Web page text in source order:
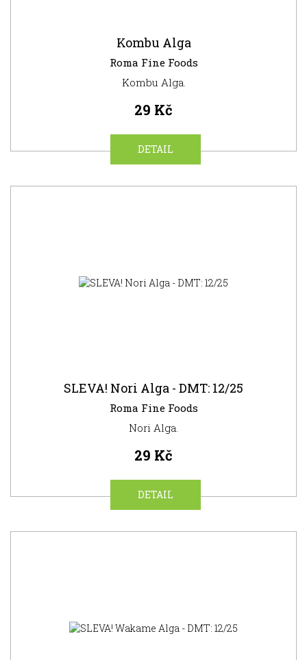
Kombu Alga
Roma Fine Foods
Kombu Alga.
29 Kč
DETAIL
SLEVA! Nori Alga - DMT: 12/25
Roma Fine Foods
Nori Alga.
29 Kč
DETAIL